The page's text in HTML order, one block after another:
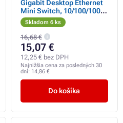
Gigabit Desktop Ethernet
Mini Switch, 10/100/1000
Mb/s, 10Gb/s, fanless
Skladom 6 ks
16,68 €
15,07 €
12,25 € bez DPH
Najnižšia cena za posledných 30
dní: 14,86 €
Do košíka